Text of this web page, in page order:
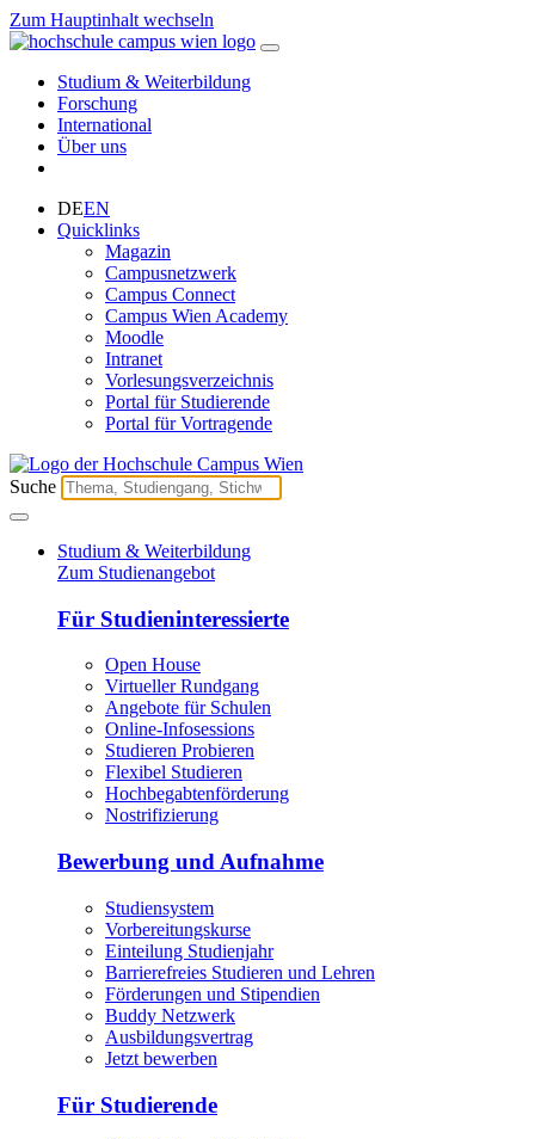
Zum Hauptinhalt wechseln
Studium & Weiterbildung
Forschung
International
Über uns
DEEN
Quicklinks
Magazin
Campusnetzwerk
Campus Connect
Campus Wien Academy
Moodle
Intranet
Vorlesungsverzeichnis
Portal für Studierende
Portal für Vortragende
Suche
Studium & Weiterbildung
Zum Studienangebot
Für Studieninteressierte
Open House
Virtueller Rundgang
Angebote für Schulen
Online-Infosessions
Studieren Probieren
Flexibel Studieren
Hochbegabtenförderung
Nostrifizierung
Bewerbung und Aufnahme
Studiensystem
Vorbereitungskurse
Einteilung Studienjahr
Barrierefreies Studieren und Lehren
Förderungen und Stipendien
Buddy Netzwerk
Ausbildungsvertrag
Jetzt bewerben
Für Studierende